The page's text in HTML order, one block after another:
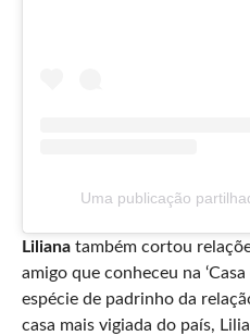
Liliana também cortou
amigo que conheceu na
espécie de padrinho da
casa mais vigiada do país,